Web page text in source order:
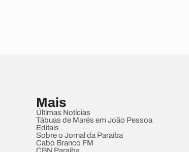
Mais
Últimas Notícias
Tábuas de Marés em João Pessoa
Editais
Sobre o Jornal da Paraíba
Cabo Branco FM